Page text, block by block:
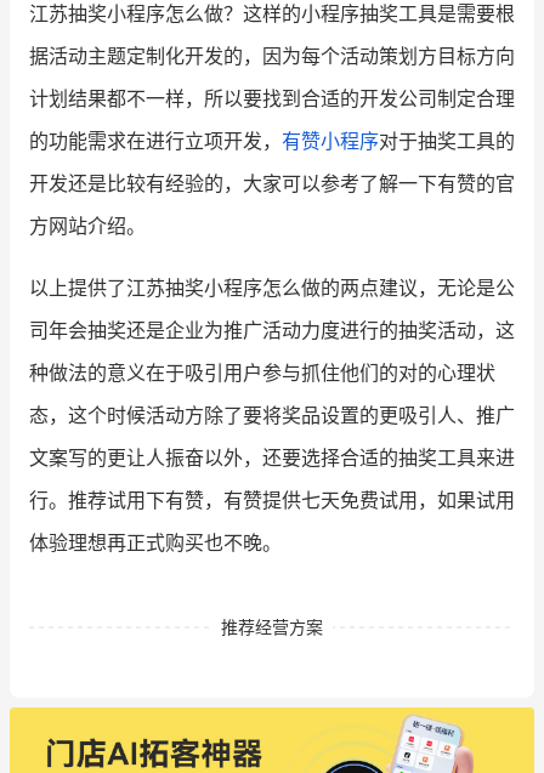
有赞云 数据通服务
江苏抽奖小程序怎么做？这样的小程序抽奖工具是需要根
据活动主题定制化开发的，因为每个活动策划方目标方向
计划结果都不一样，所以要找到合适的开发公司制定合理
的功能需求在进行立项开发， 有赞小程序对于抽奖工具的
开发还是比较有经验的，大家可以参考了解一下有赞的官
方网站介绍。
以上提供了江苏抽奖小程序怎么做的两点建议，无论是公
司年会抽奖还是企业为推广活动力度进行的抽奖活动，这
种做法的意义在于吸引用户参与抓住他们的对的心理状
态，这个时候活动方除了要将奖品设置的更吸引人、推广
文案写的更让人振奋以外，还要选择合适的抽奖工具来进
行。推荐试用下有赞，有赞提供七天免费试用，如果试用
体验理想再正式购买也不晚。
推荐经营方案